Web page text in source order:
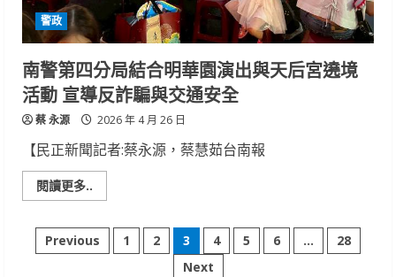
施
交
通
疏
導
管
制
及
維
護
全
秩
序
警政
南警第四分局結合明華園演出與天后宮遶境
活動 宣導反詐騙與交通安全
蔡 永源 2026 年 4 月 26 日
【民正新聞記者:蔡永源，蔡慧茹台南報
閱讀更多..
more
警
第
四
文Previous 1 2 3 4 5 6 ...
28
Next